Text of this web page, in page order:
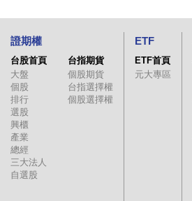
證期權
台股首頁
大盤
個股
排行
選股
興櫃
產業
總經
三大法人
自選股
台指期貨
個股期貨
台指選擇權
個股選擇權
ETF
ETF首頁
元大專區